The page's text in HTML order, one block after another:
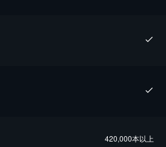
420,000本以上